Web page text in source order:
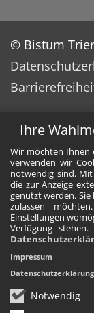
Ihre
Wir möchten Ihnen
verwenden wir
notwendig sind.
die zur Anzeige
genutzt werden. Sie
zulassen
Einstellungen
Verfügung
Notwendig
Impressum
Datenschutzerklärung
© Bistum Trier